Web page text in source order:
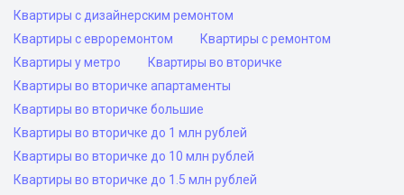
Квартиры с дизайнерским ремонтом
Квартиры с евроремонтом
Квартиры с ремонтом
Квартиры у метро
Квартиры во вторичке
Квартиры во вторичке апартаменты
Квартиры во вторичке большие
Квартиры во вторичке до 1 млн рублей
Квартиры во вторичке до 10 млн рублей
Квартиры во вторичке до 1.5 млн рублей